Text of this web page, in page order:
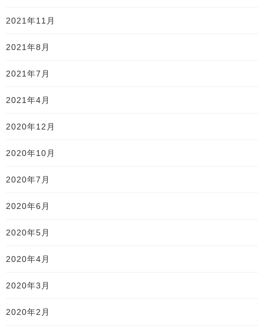
2021年11月
2021年8月
2021年7月
2021年4月
2020年12月
2020年10月
2020年7月
2020年6月
2020年5月
2020年4月
2020年3月
2020年2月